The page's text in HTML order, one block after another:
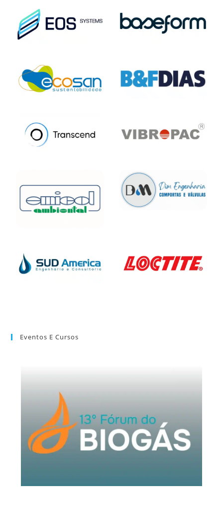
Eventos E Cursos